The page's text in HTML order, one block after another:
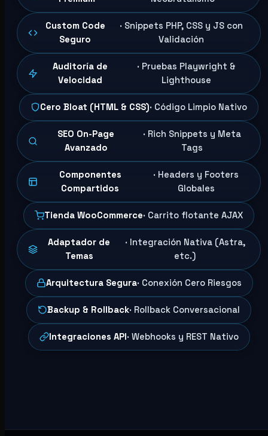
Custom Code
Seguro
· Snippets PHP, CSS y JS con
Validación
Auditoría de
Velocidad
· Pruebas Playwright &
Lighthouse
Cero Bloat (HTML & CSS)· Código Limpio Nativo
SEO On-Page
Avanzado
· Rich Snippets y Meta
Tags
Componentes
Compartidos
· Headers y Footers
Globales
Tienda WooCommerce· Carrito flotante AJAX
Adaptador de
Temas
· Integración Nativa (Astra,
etc.)
Arquitectura Segura· Conexión Cero Riesgos
Backup & Rollback· Rollback Conversacional
Integraciones API· Webhooks y REST Nativo